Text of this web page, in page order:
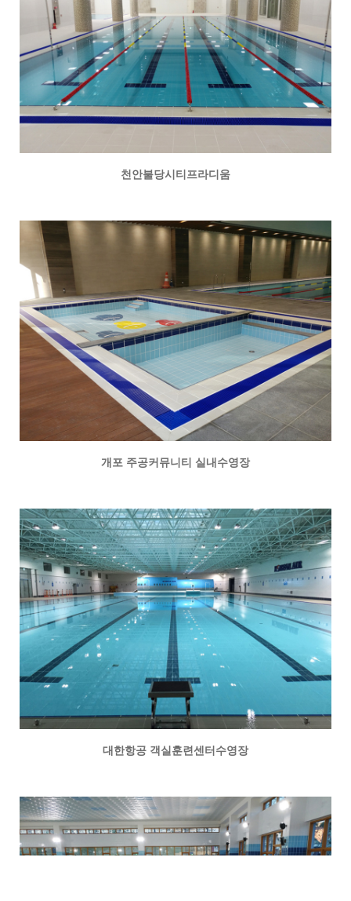
천안불당시티프라디움
개포 주공커뮤니티 실내수영장
대한항공 객실훈련센터수영장